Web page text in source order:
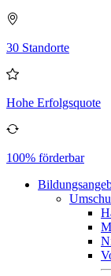
30 Standorte
Hohe Erfolgsquote
100% förderbar